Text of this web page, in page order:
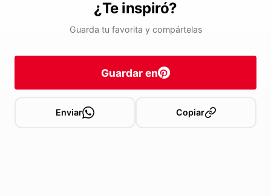
¿Te inspiró?
Guarda tu favorita y compártelas
Guardar en
Enviar Copiar